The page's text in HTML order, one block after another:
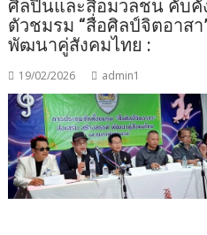
ศิลปินและสื่อมวลชน คับคั่
ตัวชมรม “สื่อศิลป์จิตอาสา
พัฒนาคู่สังคมไทย :
19/02/2026 admin1